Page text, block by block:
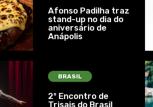
Afonso Padilha traz
stand-up no dia do
aniversário de
Anápolis
BRASIL
2º Encontro de
Trisais do Brasil